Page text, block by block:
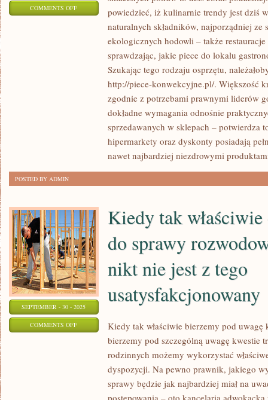
COMMENTS OFFON
NORMALNYM
powiedzieć, iż kulinarnie trendy jest dziś
naturalnych składników, najporządniej ze
ekologicznych hodowli – także
sprawdzając, jakie piece do lokalu
Szukając tego rodzaju osprzętu,
http://piece-konwekcyjne.pl/. Większość
zgodnie z potrzebami prawnymi liderów
dokładne wymagania odnośnie
sprzedawanych w sklepach – potwierdza
hipermarkety oraz dyskonty posiadają
nawet najbardziej niezdrowymi
POSTED BY ADMIN
SEPTEMBER - 30 - 2025
COMMENTS OFFON
WŁAŚCIWIE
Kiedy tak
do sprawy
nikt nie jest z tego
usatysfakcjonowany
Kiedy tak właściwie bierzemy pod
bierzemy pod szczególną uwagę kwestie
rodzinnych możemy wykorzystać
dyspozycji. Na pewno prawnik, jakiego
sprawy będzie jak najbardziej miał na
postępowania – oto kancelaria